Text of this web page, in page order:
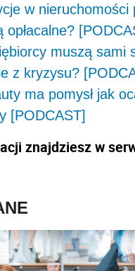
w nieruchomości
opłacalne?
muszą sami
z kryzysu?
ma pomysł jak
[PODCAST]
znajdziesz w